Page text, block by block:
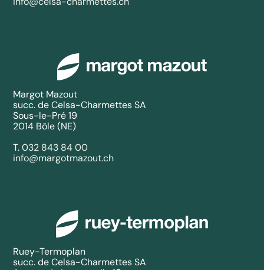
Margot Mazout
succ. de Celsa-Charmettes SA
Sous-le-Pré 19
2014 Bôle (NE)
T.032 843 84 00
info@margotmazout.ch
Ruey-Termoplan
succ. de Celsa-Charmettes SA